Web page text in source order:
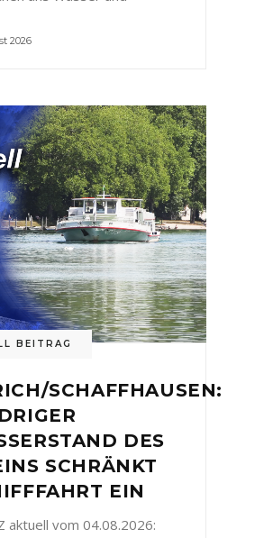
2026
BEITRAG
SCHAFFHAUSEN:
DES
SCHRÄNKT
EIN
aktuell vom 04.08.2026: